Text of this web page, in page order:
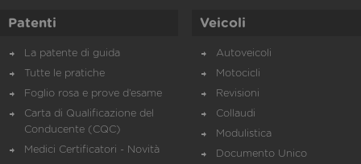
Patenti
La patente di guida
Tutte le pratiche
Foglio rosa e prove d’esame
Carta di Qualificazione del
Conducente (CQC)
Medici Certificatori - Novità
Veicoli
Autoveicoli
Motocicli
Revisioni
Collaudi
Modulistica
Documento Unico